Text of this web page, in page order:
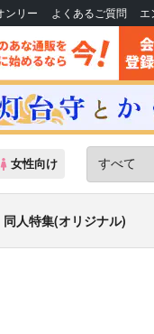
ンリー よくあるご質問 エ
女性向け
同人特集(オリジナル)